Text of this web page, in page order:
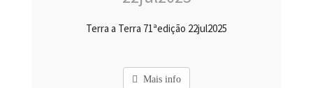
Terra a Terra 71ªedição 22jul2025
Mais info